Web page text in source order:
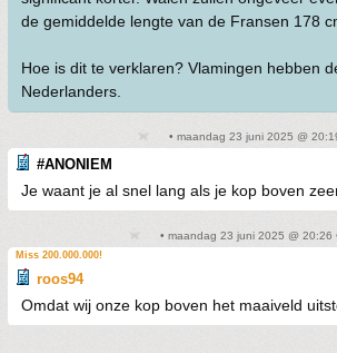
de gemiddelde lengte van de Fransen 178
Hoe is dit te verklaren? Vlamingen hebben
Nederlanders.
• maandag 23 juni 2025 @
#ANONIEM
Je waant je al snel lang als je kop boven
• maandag 23 juni 2025 @ 20:26
Miss 200.000.000!
roos94
Omdat wij onze kop boven het maaiveld